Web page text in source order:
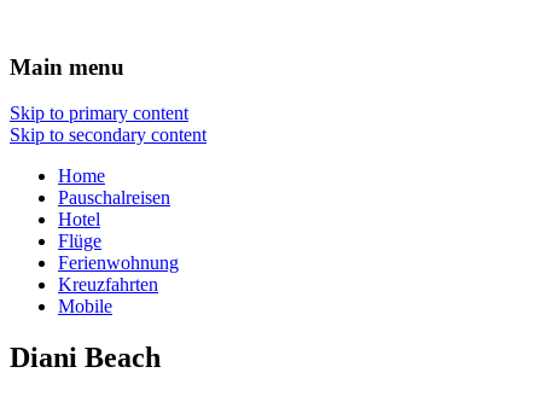
Reisen Hotel Flug
Main menu
Skip to primary content
Skip to secondary content
Home
Pauschalreisen
Hotel
Flüge
Ferienwohnung
Kreuzfahrten
Mobile
Diani Beach